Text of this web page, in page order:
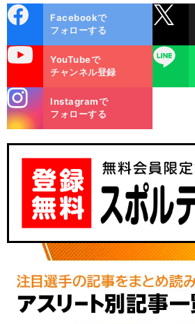
イ
」
ok
Facebookで
フォローする
YouTubeで
チャンネル登録
LINE
m
Instagramで
フォローする